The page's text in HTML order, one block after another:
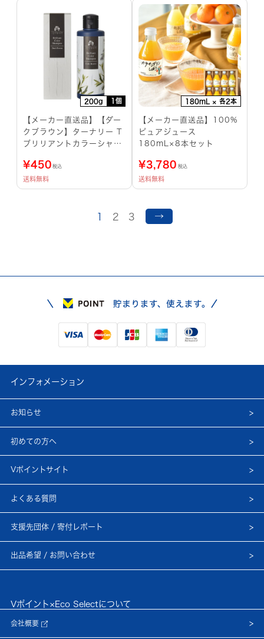
200g 1個
【メーカー直送品】【ダー
クブラウン】ターナリー T
ブリリアントカラーシャン
シ付き
¥450 税込
送料無料
180mL × 各2本
【メーカー直送品】100%
ピュアジュース
180mL×8本セット
¥3,780 税込
送料無料
1 2 3 →
インフォメーション
お知らせ
初めての方へ
Vポイントサイト
よくある質問
支援先団体 / 寄付レポート
出品希望 / お問い合わせ
Vポイント×Eco Selectについて
会社概要